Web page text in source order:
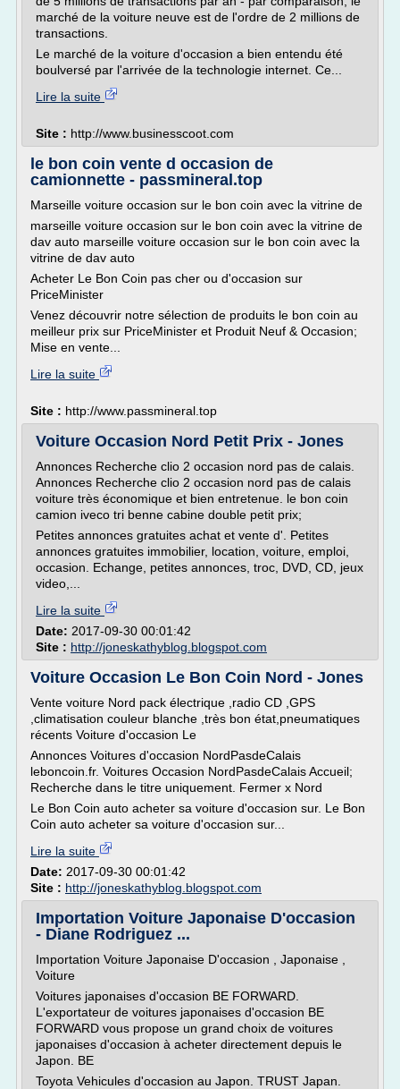
marché de la voiture neuve est de l'ordre de 2 millions de
transactions.
Le marché de la voiture d'occasion a bien entendu été
boulversé par l'arrivée de la technologie internet. Ce...
Lire la suite
Site : http://www.businesscoot.com
le bon coin vente d occasion de
camionnette - passmineral.top
Marseille voiture occasion sur le bon coin avec la vitrine de
marseille voiture occasion sur le bon coin avec la vitrine de
dav auto marseille voiture occasion sur le bon coin avec la
vitrine de dav auto
Acheter Le Bon Coin pas cher ou d'occasion sur
PriceMinister
Venez découvrir notre sélection de produits le bon coin au
meilleur prix sur PriceMinister et Produit Neuf & Occasion;
Mise en vente...
Lire la suite
Site : http://www.passmineral.top
Voiture Occasion Nord Petit Prix - Jones
Annonces Recherche clio 2 occasion nord pas de calais.
Annonces Recherche clio 2 occasion nord pas de calais
voiture très économique et bien entretenue. le bon coin
camion iveco tri benne cabine double petit prix;
Petites annonces gratuites achat et vente d'. Petites
annonces gratuites immobilier, location, voiture, emploi,
occasion. Echange, petites annonces, troc, DVD, CD, jeux
video,...
Lire la suite
Date: 2017-09-30 00:01:42
Site : http://joneskathyblog.blogspot.com
Voiture Occasion Le Bon Coin Nord - Jones
Vente voiture Nord pack électrique ,radio CD ,GPS
,climatisation couleur blanche ,très bon état,pneumatiques
récents Voiture d'occasion Le
Annonces Voitures d'occasion NordPasdeCalais
leboncoin.fr. Voitures Occasion NordPasdeCalais Accueil;
Recherche dans le titre uniquement. Fermer x Nord
Le Bon Coin auto acheter sa voiture d'occasion sur. Le Bon
Coin auto acheter sa voiture d'occasion sur...
Lire la suite
Date: 2017-09-30 00:01:42
Site : http://joneskathyblog.blogspot.com
Importation Voiture Japonaise D'occasion
- Diane Rodriguez ...
Importation Voiture Japonaise D'occasion , Japonaise ,
Voiture
Voitures japonaises d'occasion BE FORWARD.
L'exportateur de voitures japonaises d'occasion BE
FORWARD vous propose un grand choix de voitures
japonaises d'occasion à acheter directement depuis le
Japon. BE
Toyota Vehicules d'occasion au Japon. TRUST Japan.